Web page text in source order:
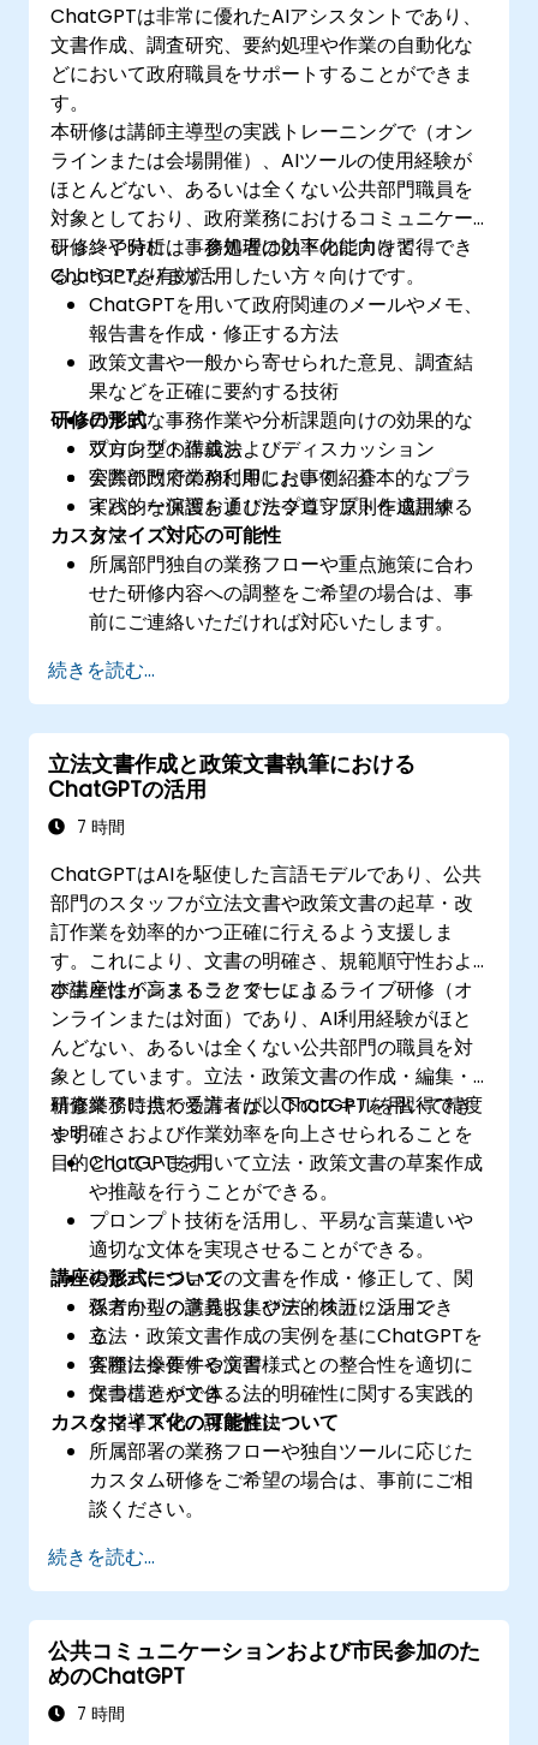
ChatGPTは非常に優れたAIアシスタントであり、
文書作成、調査研究、要約処理や作業の自動化な
どにおいて政府職員をサポートすることができま
す。
本研修は講師主導型の実践トレーニングで（オン
ラインまたは会場開催）、AIツールの使用経験が
ほとんどない、あるいは全くない公共部門職員を
対象としており、政府業務におけるコミュニケー
ションや分析、事務処理の効率化に向けて
ChatGPTを有効活用したい方々向けです。
研修終了時には、参加者は以下の能力を習得でき
るようになります：
ChatGPTを用いて政府関連のメールやメモ、
報告書を作成・修正する方法
政策文書や一般から寄せられた意見、調査結
果などを正確に要約する技術
日常的な事務作業や分析課題向けの効果的な
プロンプト作成法
公共部門でのAI利用において、基本的なプラ
イバシー保護および法令遵守原則を適用する
方法
研修の形式
双方向型の講義およびディスカッション
実際の政府業務に即した事例紹介
実践的な演習を通じたプロンプト作成訓練
カスタマイズ対応の可能性
所属部門独自の業務フローや重点施策に合わ
せた研修内容への調整をご希望の場合は、事
前にご連絡いただければ対応いたします。
続きを読む...
立法文書作成と政策文書執筆における
ChatGPTの活用
7 時間
ChatGPTはAIを駆使した言語モデルであり、公共
部門のスタッフが立法文書や政策文書の起草・改
訂作業を効率的かつ正確に行えるよう支援しま
す。これにより、文書の明確さ、規範順守性およ
び生産性が高まることでしょう。
本講座はインストラクターによるライブ研修（オ
ンラインまたは対面）であり、AI利用経験がほと
んどない、あるいは全くない公共部門の職員を対
象としています。立法・政策文書の作成・編集・
精査業務に携わる方々が、ChatGPTを用いて精度
や明確さおよび作業効率を向上させられることを
目的としています。
研修終了時点で受講者は以下のスキルを習得でき
ます：
ChatGPTを用いて立法・政策文書の草案作成
や推敲を行うことができる。
プロンプト技術を活用し、平易な言葉遣いや
適切な文体を実現させることができる。
複数バージョンの文書を作成・修正して、関
係者からの意見収集や法的検証に活用でき
る。
各種法令要件や文書様式との整合性を適切に
保つことができる。
講座の形式について
双方向型の講義およびディスカッション
立法・政策文書作成の実例を基にChatGPTを
実際に操作する演習
文書構造や文体、法的明確性に関する実践的
な指導下での課題解決
カスタマイズ化の可能性について
所属部署の業務フローや独自ツールに応じた
カスタム研修をご希望の場合は、事前にご相
談ください。
続きを読む...
公共コミュニケーションおよび市民参加のた
めのChatGPT
7 時間